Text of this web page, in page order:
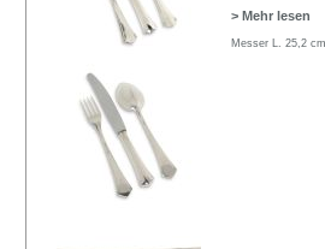
> Mehr lesen
Messer L. 25,2